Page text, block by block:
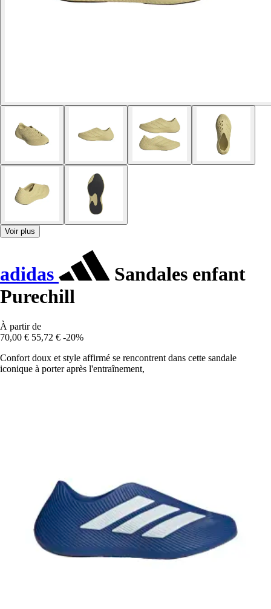
Voir plus
adidas
Sandales enfant
Purechill
À partir de
70,00 € 55,72 € -20%
Confort doux et style affirmé se rencontrent dans cette sandale
iconique à porter après l'entraînement,